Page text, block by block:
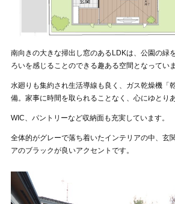
南向きの大きな掃出し窓のあるLDKは、公園の緑
ろいを感じることのできる趣ある空間となっていま
水廻りも集約され生活導線も良く、ガス乾燥機「
備。家事に時間を取られることなく、心にゆとり
WIC、パントリーなど収納面も充実しています。
全体的がグレーで落ち着いたインテリアの中、玄
アのブラックが良いアクセントです。